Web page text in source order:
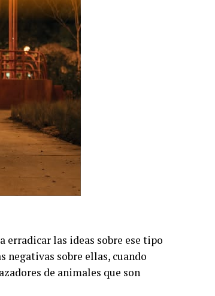
erradicar las ideas sobre ese tipo
negativas sobre ellas, cuando
de animales que son